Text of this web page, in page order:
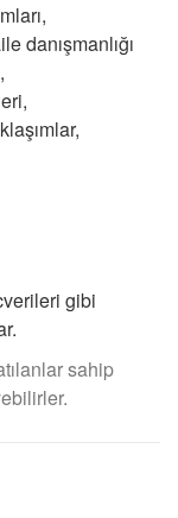
danışmanlığı
gibi
sahip